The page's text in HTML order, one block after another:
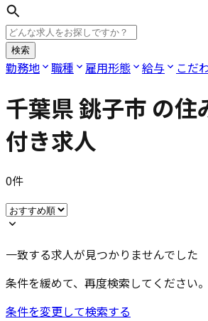
検索
勤務地 職種 雇用形態 給与 こだ
千葉県 銚子市 の住
付き求人
0件
一致する求人が見つかりませんでした
条件を緩めて、再度検索してください。
条件を変更して検索する